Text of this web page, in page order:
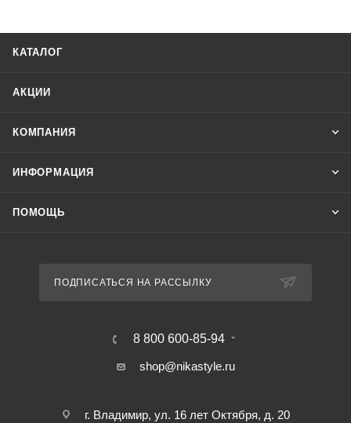
КАТАЛОГ
АКЦИИ
КОМПАНИЯ
ИНФОРМАЦИЯ
ПОМОЩЬ
ПОДПИСАТЬСЯ НА РАССЫЛКУ
8 800 600-85-94
shop@nikastyle.ru
г. Владимир, ул. 16 лет Октября, д. 20